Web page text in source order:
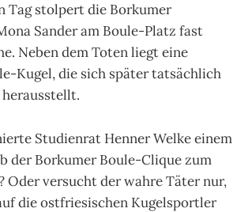
Tag stolpert die Borkumer
Sander am Boule-Platz fast
Neben dem Toten liegt eine
Kugel, die sich später tatsächlich
Studienrat Henner Welke einem
der Borkumer Boule-Clique zum
Oder versucht der wahre Täter nur,
die ostfriesischen Kugelsportler